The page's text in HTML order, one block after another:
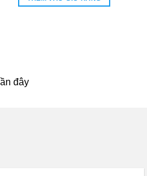
5.880.600₫.
đây